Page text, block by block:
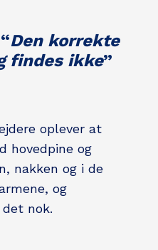
Den korrekte
findes ikke”
oplever at
hovedpine og
nakken og i de
og
nok.